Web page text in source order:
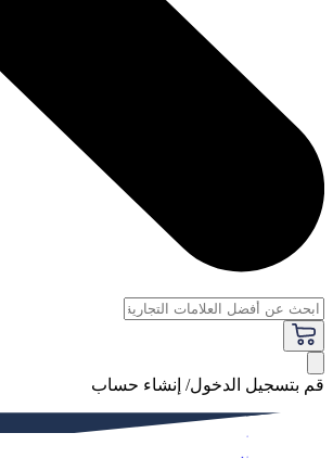
قم بتسجيل الدخول/ إنشاء حساب
فاخر
النساء
الرجال